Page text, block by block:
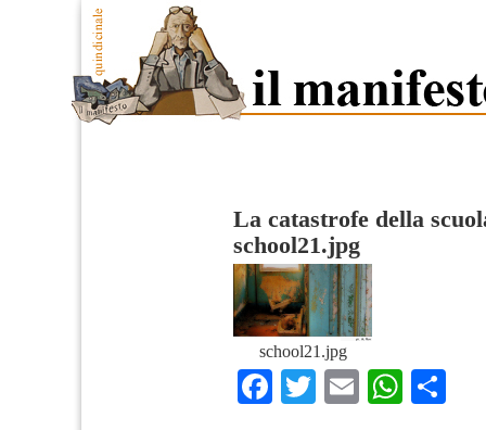
La catastrofe della
school21.jpg
school21.jpg
Facebook
TwitterEmail